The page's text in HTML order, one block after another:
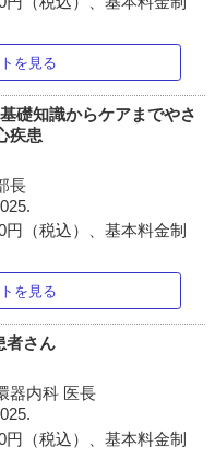
を見る
礎知識からケアまでやさ
疾患
長
（税込）、基本料金制
を見る
者さん
器内科 医長
（税込）、基本料金制